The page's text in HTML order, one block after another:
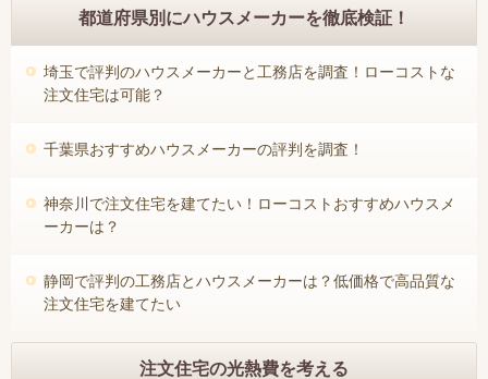
都道府県別にハウスメーカーを徹底検証！
埼玉で評判のハウスメーカーと工務店を調査！ローコストな
注文住宅は可能？
千葉県おすすめハウスメーカーの評判を調査！
神奈川で注文住宅を建てたい！ローコストおすすめハウスメ
ーカーは？
静岡で評判の工務店とハウスメーカーは？低価格で高品質な
注文住宅を建てたい
注文住宅の光熱費を考える